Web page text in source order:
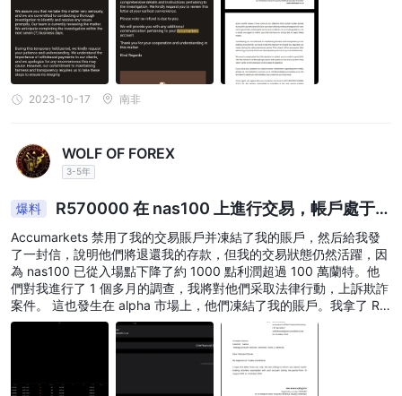
2023-10-17 南非
WOLF OF FOREX
3-5年
爆料
R570000 在 nas100 上進行交易，帳戶處于睡
眠狀態，無法訪問網站
Accumarkets 禁用了我的交易賬戶并凍結了我的賬戶，然后給我發
了一封信，說明他們將退還我的存款，但我的交易狀態仍然活躍，因
為 nas100 已從入場點下降了約 1000 點利潤超過 100 萬蘭特。他
們對我進行了 1 個多月的調查，我將對他們采取法律行動，上訴欺詐
案件。 這也發生在 alpha 市場上，他們凍結了我的賬戶。我拿了 R2
0000 到 R280000。 他們禁止訪問網站并凍結我的交易賬戶。 下面